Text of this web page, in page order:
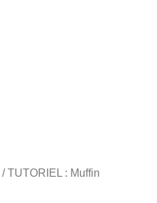
/ TUTORIEL : Muffin